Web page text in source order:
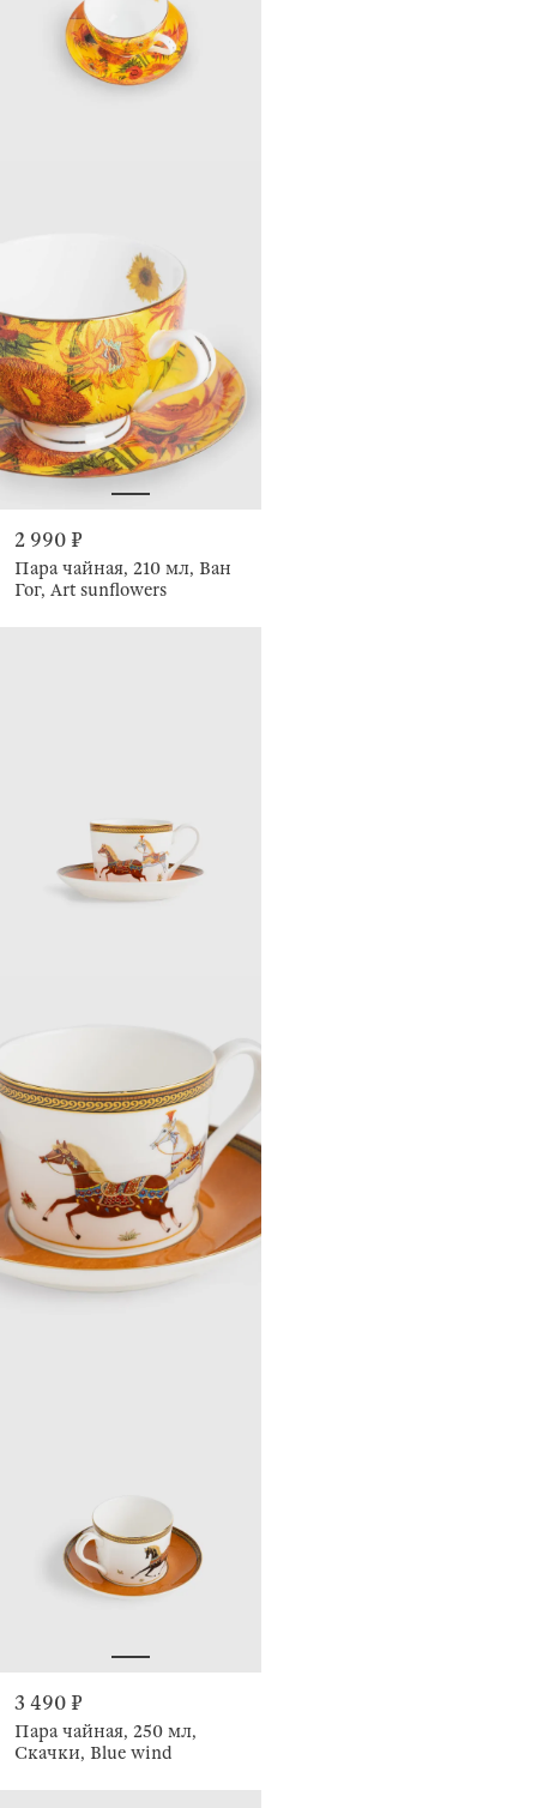
2 990 ₽
Пара чайная, 210 мл, Ван
Гог, Art sunflowers
3 490 ₽
Пара чайная, 250 мл,
Скачки, Blue wind